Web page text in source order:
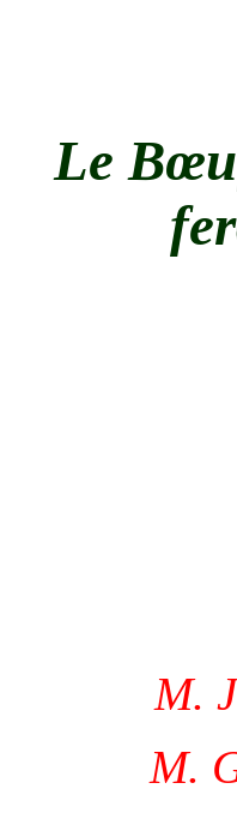
Le
M.
M.